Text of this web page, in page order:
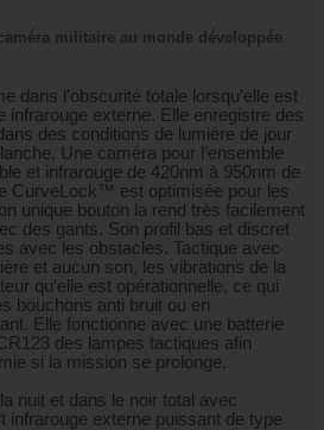
militaire au monde développée
dans l’obscurité totale lorsqu’elle est
infrarouge externe. Elle enregistre des
des conditions de lumière de jour
Une caméra pour l’ensemble
et infrarouge de 420nm à 950nm de
CurveLock™ est optimisée pour les
unique bouton la rend très facilement
des gants. Son profil bas et discret
avec les obstacles. Tactique avec
et aucun son, les vibrations de la
qu’elle est opérationnelle, ce qui
bouchons anti bruit ou en
Elle fonctionne avec une batterie
des lampes tactiques afin
si la mission se prolonge.
nuit et dans le noir total avec
infrarouge externe puissant de type